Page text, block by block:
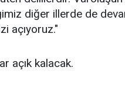
diğer illerde de
açıyoruz."
açık kalacak.